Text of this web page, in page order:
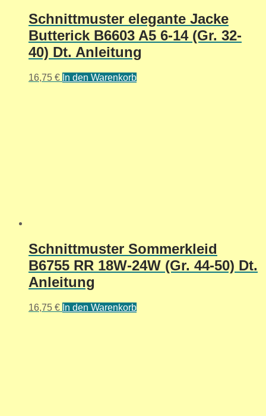
Schnittmuster elegante Jacke
Butterick B6603 A5 6-14 (Gr. 32-
40) Dt. Anleitung
16,75 € In den Warenkorb
Schnittmuster Sommerkleid
B6755 RR 18W-24W (Gr. 44-50) Dt.
Anleitung
16,75 € In den Warenkorb